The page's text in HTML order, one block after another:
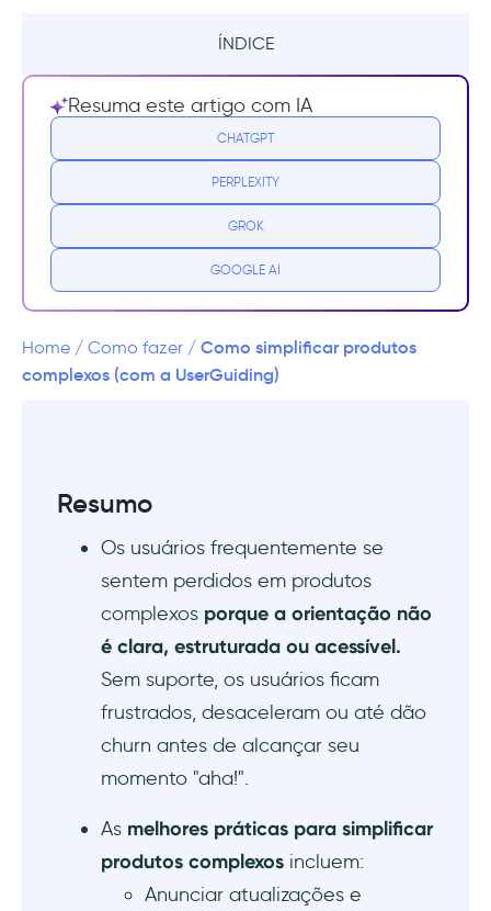
ÍNDICE
Resumo
Por que os usuários se sentem perdidos no
seu produto?
#1 Anunciar atualizações e melhorias de
#2 Fornecer documentação clara e
vídeos) para simplificar fluxos complexos
#5 Atualizar continuamente o conteúdo com
base no feedback dos usuários
A UserGuiding pode te ajudar!
1) Atualizações do produto para manter os
usuários informados
2) Central de recursos para suporte self-
service centralizado
3) Base de conhecimento para orientação
Resuma este artigo com IA
CHATGPT
PERPLEXITY
GROK
GOOGLE AI
Home / Como fazer / Como simplificar produtos
complexos (com a UserGuiding)
Resumo
Os usuários frequentemente se
sentem perdidos em produtos
complexos porque a orientação não
é clara, estruturada ou acessível.
Sem suporte, os usuários ficam
frustrados, desaceleram ou até dão
churn antes de alcançar seu
momento "aha!".
As melhores práticas para simplificar
produtos complexos incluem:
Anunciar atualizações e